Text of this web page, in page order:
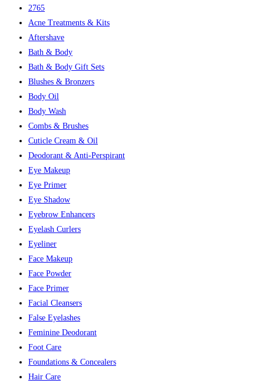
2765
Acne Treatments & Kits
Aftershave
Bath & Body
Bath & Body Gift Sets
Blushes & Bronzers
Body Oil
Body Wash
Combs & Brushes
Cuticle Cream & Oil
Deodorant & Anti-Perspirant
Eye Makeup
Eye Primer
Eye Shadow
Eyebrow Enhancers
Eyelash Curlers
Eyeliner
Face Makeup
Face Powder
Face Primer
Facial Cleansers
False Eyelashes
Feminine Deodorant
Foot Care
Foundations & Concealers
Hair Care